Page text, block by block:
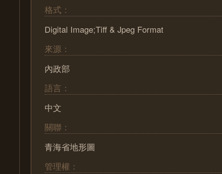
格式：
Digital Image;Tiff & Jpeg Format
來源：
內政部
語言：
中文
關聯：
青海省地形圖
管理權：